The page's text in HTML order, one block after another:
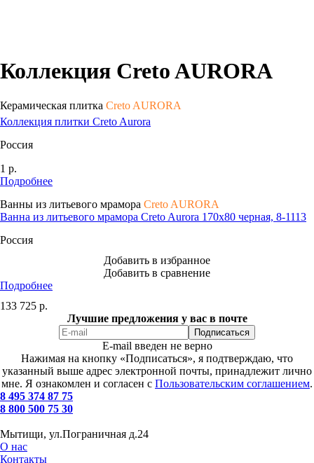
Коллекция Creto AURORA
Керамическая плитка Creto AURORA
Коллекция плитки Creto Aurora
Россия
1 р.
Подробнее
Ванны из литьевого мрамора Creto AURORA
Ванна из литьевого мрамора Creto Aurora 170x80 черная, 8-1113
Россия
Добавить в избранное
Добавить в сравнение
Подробнее
133 725 р.
Лучшие предложения у вас в почте
E-mail введен не верно
Нажимая на кнопку «Подписаться», я подтверждаю, что
указанный выше адрес электронной почты, принадлежит лично
мне. Я ознакомлен и согласен с Пользовательским соглашением.
8 495 374 87 75
8 800 500 75 30
Мытищи, ул.Пограничная д.24
О нас
Контакты